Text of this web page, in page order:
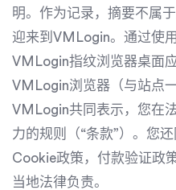
明。作为记录，摘要不属
迎来到VMLogin。通过使用
VMLogin指纹浏览器桌面
VMLogin浏览器（与站点
VMLogin共同表示，您在
力的规则（“条款”）。您
Cookie政策，付款验证政
当地法律负责。